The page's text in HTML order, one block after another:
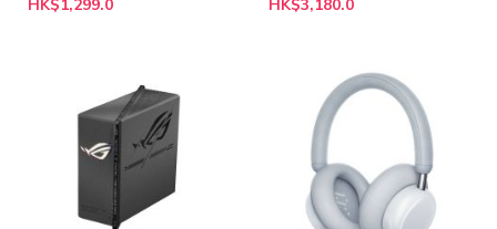
HK$1,299.0 HK$3,180.0